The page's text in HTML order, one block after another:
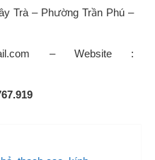
Trà – Phường Trần Phú –
– Website :